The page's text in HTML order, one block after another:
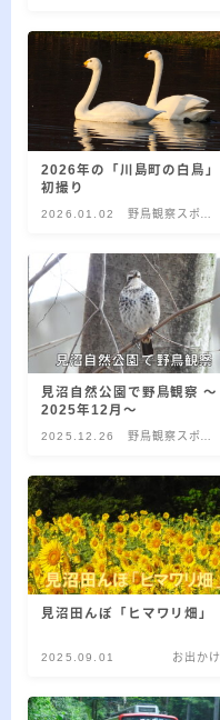
カテゴリー
アーカイブ
ア
カ
イ
ブ
RSS
プロフィール
2026年の「川島町の白鳥」
初撮り
2026.01.02
野鳥観察スポッ
見沼自然公園で野鳥観察 ～
2025年12月～
2025.12.26
野鳥観察スポッ
見沼田んぼ「ヒマワリ畑」
2025.09.01 お出かけ